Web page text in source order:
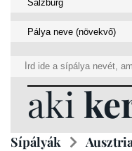
aki
Sípályák Ausztria